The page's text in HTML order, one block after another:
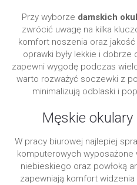
Przy wyborze damskich
zwrócić uwagę na kilka
komfort noszenia oraz
oprawki były lekkie i
zapewni wygodę podczas
warto rozważyć soczewki z
minimalizują odblaski i
Męskie
W pracy biurowej najlepiej
komputerowych wyposażone
niebieskiego oraz powłoką
zapewniają komfort